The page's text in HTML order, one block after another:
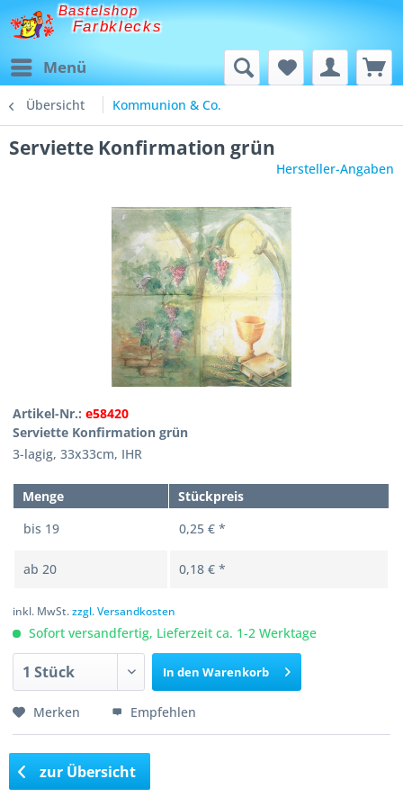
Bastelshop
Farbklecks
Menü
Übersicht Kommunion & Co.
Serviette Konfirmation grün
Hersteller-Angaben
Artikel-Nr.:e58420
Serviette Konfirmation grün
3-lagig, 33x33cm, IHR
Menge
Stückpreis
bis 19 0,25 € *
ab20 0,18 € *
inkl. MwSt.zzgl. Versandkosten
Sofort versandfertig, Lieferzeit ca. 1-2 Werktage
In den Warenkorb
Merken Empfehlen
zur Übersicht